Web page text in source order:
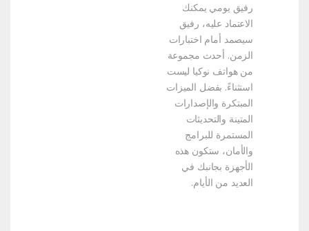
رفيق يومي يمكنك
الاعتماد عليه، رفيق
سيصمد أمام اختبارات
الزمن. أحدث مجموعة
من هواتف نوكيا ليست
استثناءً. بفضل الميزات
المبتكرة والإصدارات
المتينة والتحديثات
المستمرة للبرامج
والأمان، ستكون هذه
الأجهزة بجانبك في
العديد من الأيام.